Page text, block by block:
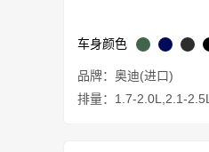
车身颜色
品牌：奥迪(进口)
排量：1.7-2.0L,2.1-2.5L